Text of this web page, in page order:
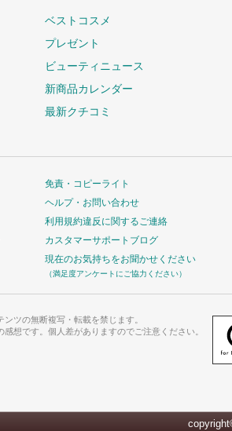
ベストコスメ
プレゼント
ビューティニュース
新商品カレンダー
最新クチコミ
免責・コピーライト
ヘルプ・お問い合わせ
利用規約違反に関するご連絡
カスタマーサポートブログ
現在のお気持ちをお聞かせください
（満足度アンケートにご協力ください）
ツの無断複写・転載を禁じます。
想です。個人差がありますのでご注意ください。